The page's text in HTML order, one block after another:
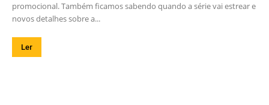
promocional. Também ficamos sabendo quando a série vai estrear e
novos detalhes sobre a...
Ler